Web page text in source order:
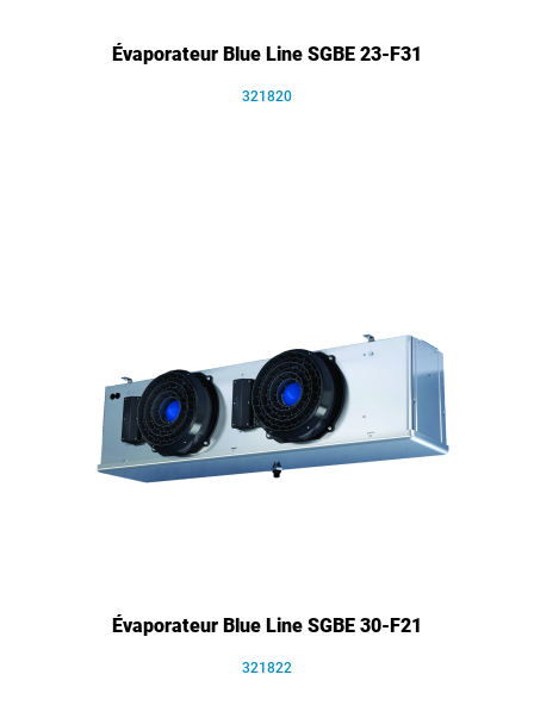
Évaporateur Blue Line SGBE 23-F31
321820
Évaporateur Blue Line SGBE 30-F21
321822